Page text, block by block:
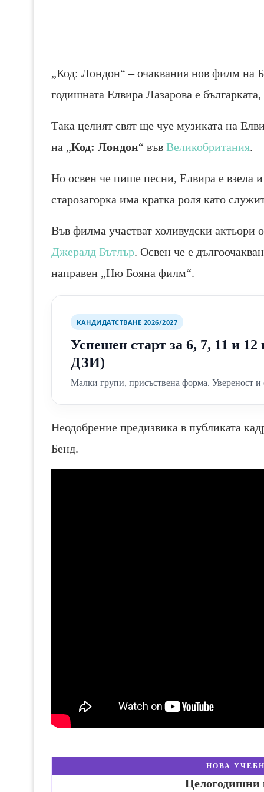
„Код: Лондон“ – очаквания нов филм на
годишната Елвира Лазарова е
Така целият свят ще чуе музиката на
на „Код: Лондон“ във Великобритания.
Но освен че пише песни, Елвира е взела
старозагорка има кратка роля като
Във филма участват холивудски
Джералд Бътлър. Освен че е
направен „Ню Бояна филм“.
КАНДИДАТСТВАНЕ 2026/2027
Успешен старт за 6, 7, 11 и
ДЗИ)
Малки групи, присъствена форма. Увереност и
Неодобрение предизвика в публиката
Бенд.
НОВА
Целогодишни